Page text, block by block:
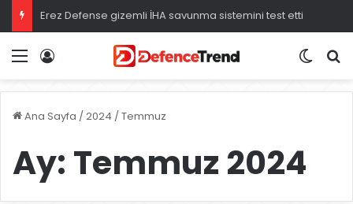
Erez Defense gizemli İHA savunma sistemini test etti
Menü Dış
Ana Sayfa /2024 /Temmuz
Ay: Temmuz 2024